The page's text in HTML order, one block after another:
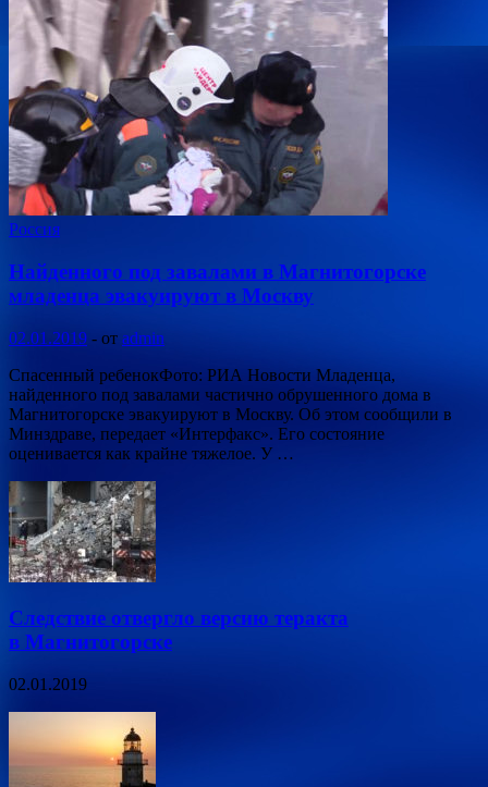
Россия
Найденного под завалами в Магнитогорске
младенца эвакуируют в Москву
02.01.2019 - от admin
Спасенный ребенокФото: РИА Новости Младенца,
найденного под завалами частично обрушенного дома в
Магнитогорске эвакуируют в Москву. Об этом сообщили в
Минздраве, передает «Интерфакс». Его состояние
оценивается как крайне тяжелое. У …
Следствие отвергло версию теракта
в Магнитогорске
02.01.2019